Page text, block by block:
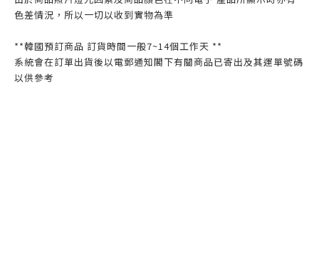
色差情況，所以一切以收到實物為準
**韓國預訂商品 訂貨時間一般7~14個工作天 **
系統會在訂單出貨後以電郵通知閣下有關商品已寄出及其運單號碼
以供參考